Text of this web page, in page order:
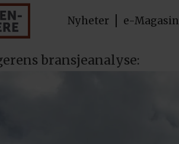
Nyheter e-Magasin
bransjeanalyse: